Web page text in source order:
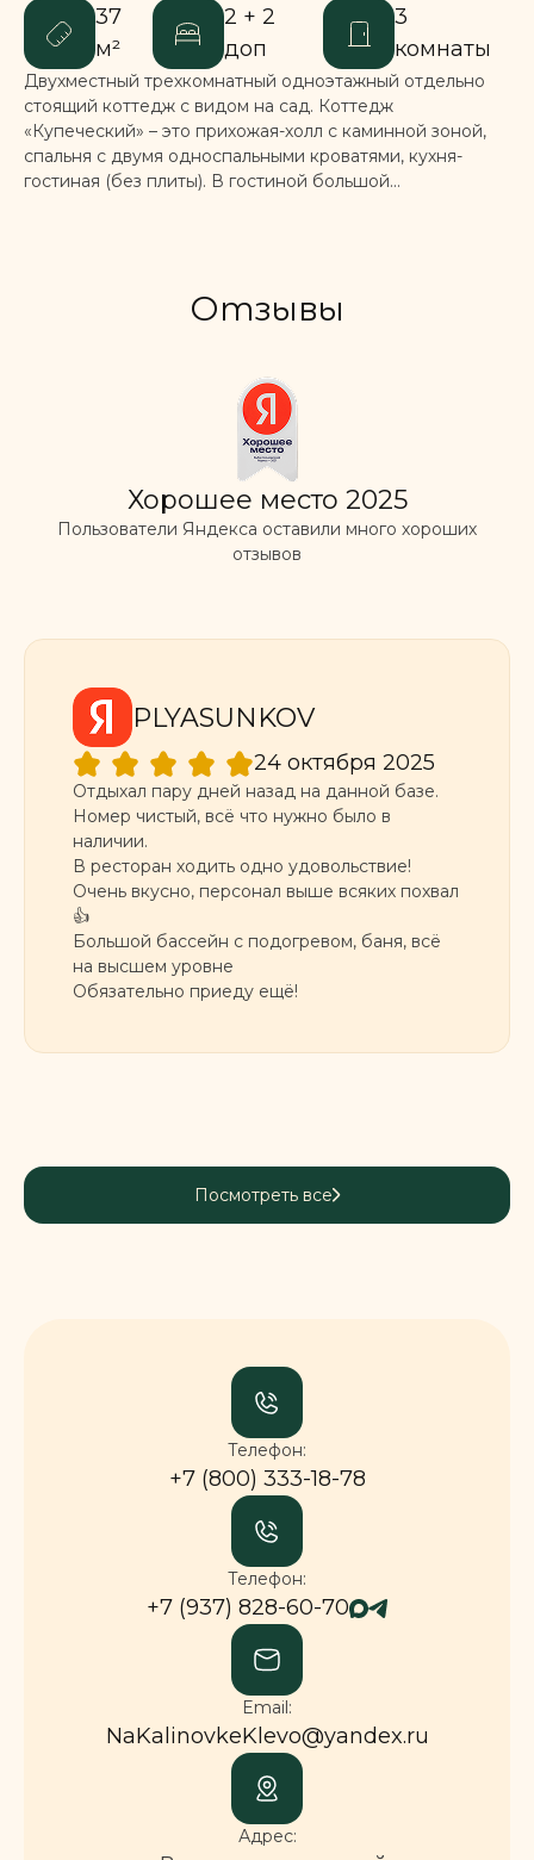
37
м²
2 + 2
доп
3
комнаты
Двухместный трехкомнатный одноэтажный отдельно
стоящий коттедж с видом на сад. Коттедж
«Купеческий» – это прихожая-холл с каминной зоной,
спальня с двумя односпальными кроватями, кухня-
гостиная (без плиты). В гостиной большой...
Отзывы
Хорошее место 2025
Пользователи Яндекса оставили много хороших
отзывов
Посмотреть все
PLYASUNKOV
24 октября 2025
Отдыхал пару дней назад на данной базе.
Номер чистый, всё что нужно было в
наличии.
В ресторан ходить одно удовольствие!
Очень вкусно, персонал выше всяких похвал
👍
Большой бассейн с подогревом, баня, всё
на высшем уровне
Обязательно приеду ещё!
Телефон:
+7 (800) 333-18-78
Телефон:
+7 (937) 828-60-70
Email:
NaKalinovkeKlevo@yandex.ru
Адрес: